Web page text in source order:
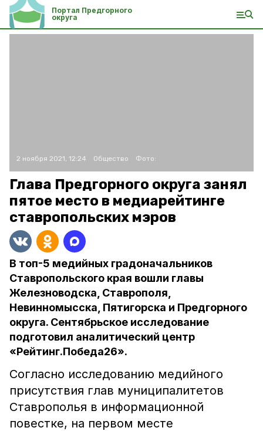
Портал Предгорного
округа
2 ноября 2021, 12:24 Общество Фото:
Глава Предгорного округа занял
пятое место в медиарейтинге
ставропольских мэров
В топ-5 медийных градоначальников
Ставропольского края вошли главы
Железноводска, Ставрополя,
Невинномысска, Пятигорска и Предгорного
округа. Сентябрьское исследование
подготовил аналитический центр
«Рейтинг.Победа26».
Согласно исследованию медийного
присутствия глав муниципалитетов
Ставрополья в информационной
повестке, на первом месте